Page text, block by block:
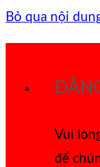
Bỏ qua nội
Vui
để